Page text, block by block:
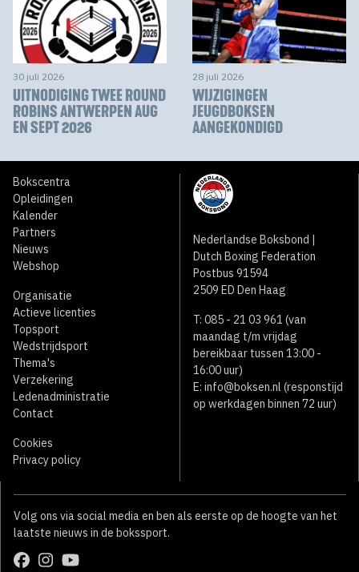
30 juli 2026
UITNODIGING TWEE ROUND
ROBINS ANTWERPEN AUG
EN SEPT 2026
28 juli 2026
WIJZIGINGEN
JEUGDBOKSEN
AANGEKONDIGD
Bokscentra
Opleidingen
Kalender
Partners
Nieuws
Webshop
Organisatie
Actieve licenties
Topsport
Wedstrijdsport
Thema's
Verzekering
Ledenadministratie
Contact
Cookies
Privacy policy
Nederlandse Boksbond |
Dutch Boxing Federation
Postbus 91594
2509 ED Den Haag
T: 085 - 21 03 961 (van
maandag t/m vrijdag
bereikbaar tussen 13:00 -
16:00 uur)
E: info@boksen.nl (responstijd
op werkdagen binnen 72 uur)
Volg ons via social media en ben als eerste op de hoogte van het
laatste nieuws in de bokssport.